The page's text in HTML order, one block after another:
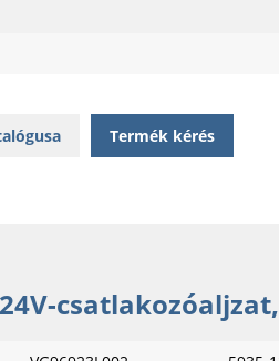
Termék kérés
csatlakozóaljzat,